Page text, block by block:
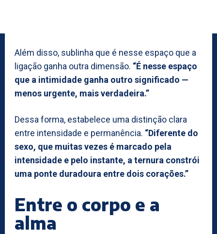
Além disso, sublinha que é nesse espaço que a
ligação ganha outra dimensão. “É nesse espaço
que a intimidade ganha outro significado —
menos urgente, mais verdadeira.”
Dessa forma, estabelece uma distinção clara
entre intensidade e permanência. “Diferente do
sexo, que muitas vezes é marcado pela
intensidade e pelo instante, a ternura constrói
uma ponte duradoura entre dois corações.”
Entre o corpo e a
alma